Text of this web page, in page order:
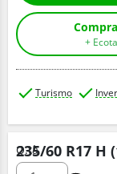
Turismo
235/60 R17 H
Q.tà